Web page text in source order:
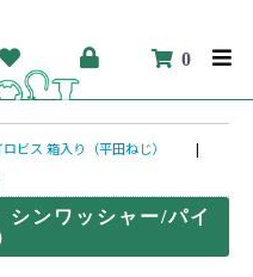
0
ロビス 箱入り（平田ねじ）
|
シンワッシャー/パイ